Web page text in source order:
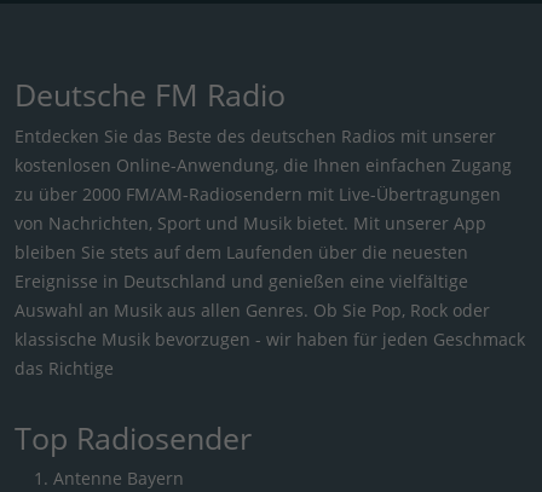
Deutsche FM Radio
Entdecken Sie das Beste des deutschen Radios mit unserer
kostenlosen Online-Anwendung, die Ihnen einfachen Zugang
zu über 2000 FM/AM-Radiosendern mit Live-Übertragungen
von Nachrichten, Sport und Musik bietet. Mit unserer App
bleiben Sie stets auf dem Laufenden über die neuesten
Ereignisse in Deutschland und genießen eine vielfältige
Auswahl an Musik aus allen Genres. Ob Sie Pop, Rock oder
klassische Musik bevorzugen - wir haben für jeden Geschmack
das Richtige
Top Radiosender
Antenne Bayern